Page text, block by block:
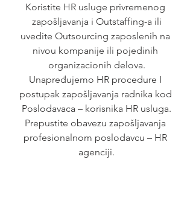
Koristite HR usluge privremenog
zapošljavanja i Outstaffing-a ili
uvedite Outsourcing zaposlenih na
nivou kompanije ili pojedinih
organizacionih delova.
Unapređujemo HR procedure I
postupak zapošljavanja radnika kod
Poslodavaca – korisnika HR usluga.
Prepustite obavezu zapošljavanja
profesionalnom poslodavcu – HR
agenciji.